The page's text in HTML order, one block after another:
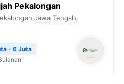
Pekalongan
Jawa Tengah,
- 6 Juta